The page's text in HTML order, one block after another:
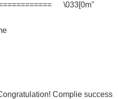
\033[0m"
Complie success